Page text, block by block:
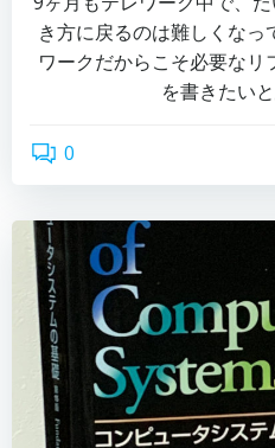
き方に戻るのは難しくな
ワークだからこそ必要な
を書きたい
0